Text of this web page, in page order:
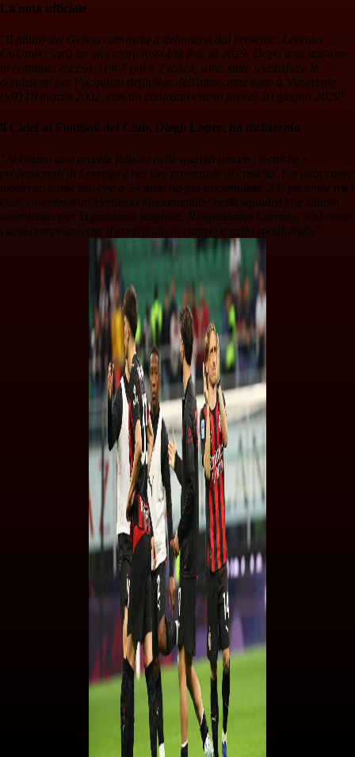
La nota ufficiale
"Il futuro del Genoa comincia a delinearsi dal presente: Lorenzo
Colombo sarà un giocatore rossoblù fino al 2029. Dopo una stagione
in continua ascesa, con 7 gol e 2 assist, sono state soddisfatte le
condizioni per l’acquisto definitivo dell'attaccante nato a Vimercate
(MI) l'8 marzo 2002, con un contratto esteso fino al 30 giugno 2029".
ll Chief of Football del Club, Diego Lopez, ha dichiarato
"Abbiamo una grande fiducia nelle qualità umane, tecniche e
professionali di Lorenzo e nel suo potenziale di crescita. Un attaccante
moderno come lui, che a 24 anni ha già accumulato 200 presenze tra i
club, diventerà un elemento fondamentale nella squadra che stiamo
costruendo per la prossima stagione. Ringraziamo Lorenzo, così come
i suoi compagni, per il contributo in campo e nello spogliatoio."